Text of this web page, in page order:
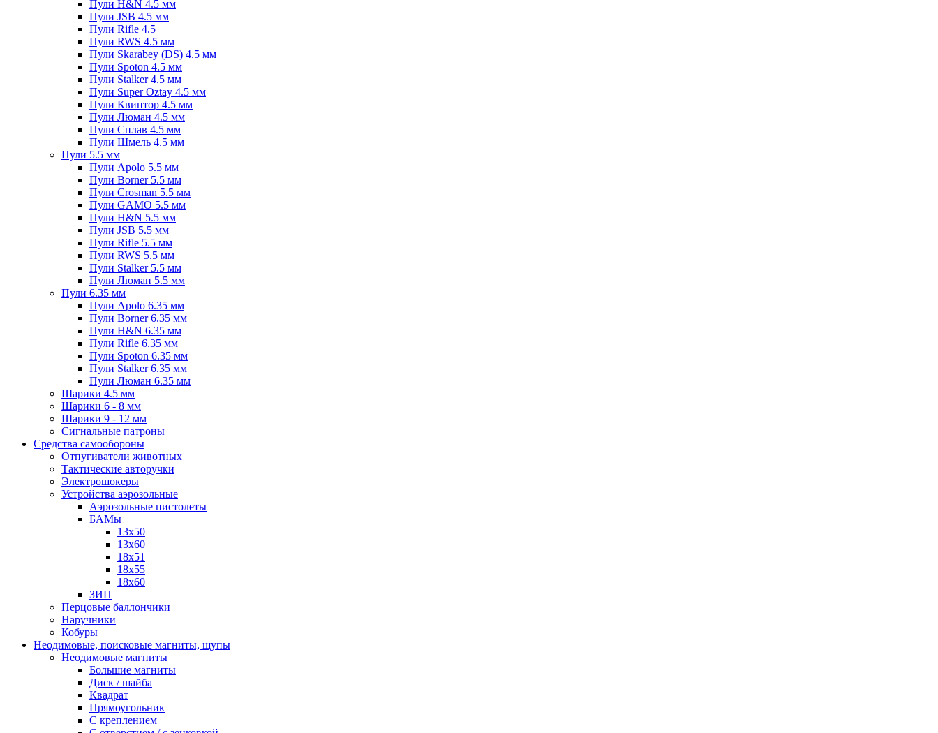
Пули H&N 4.5 мм
Пули JSB 4.5 мм
Пули Rifle 4.5
Пули RWS 4.5 мм
Пули Skarabey (DS) 4.5 мм
Пули Spoton 4.5 мм
Пули Stalker 4.5 мм
Пули Super Oztay 4.5 мм
Пули Квинтор 4.5 мм
Пули Люман 4.5 мм
Пули Сплав 4.5 мм
Пули Шмель 4.5 мм
Пули 5.5 мм
Пули Apolo 5.5 мм
Пули Borner 5.5 мм
Пули Crosman 5.5 мм
Пули GAMO 5.5 мм
Пули H&N 5.5 мм
Пули JSB 5.5 мм
Пули Rifle 5.5 мм
Пули RWS 5.5 мм
Пули Stalker 5.5 мм
Пули Люман 5.5 мм
Пули 6.35 мм
Пули Apolo 6.35 мм
Пули Borner 6.35 мм
Пули H&N 6.35 мм
Пули Rifle 6.35 мм
Пули Spoton 6.35 мм
Пули Stalker 6.35 мм
Пули Люман 6.35 мм
Шарики 4.5 мм
Шарики 6 - 8 мм
Шарики 9 - 12 мм
Сигнальные патроны
Средства самообороны
Отпугиватели животных
Тактические авторучки
Электрошокеры
Устройства аэрозольные
Аэрозольные пистолеты
БАМы
13х50
13х60
18х51
18х55
18х60
ЗИП
Перцовые баллончики
Наручники
Кобуры
Неодимовые, поисковые магниты, щупы
Неодимовые магниты
Большие магниты
Диск / шайба
Квадрат
Прямоугольник
С креплением